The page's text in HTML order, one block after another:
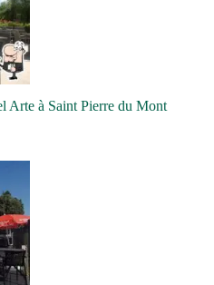
Arte à Saint Pierre du Mont